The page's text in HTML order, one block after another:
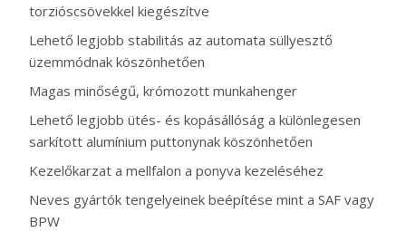
torzióscsövekkel kiegészítve
Lehető legjobb stabilitás az automata süllyesztő
üzemmódnak köszönhetően
Magas minőségű, krómozott munkahenger
Lehető legjobb ütés- és kopásállóság a különlegesen
sarkított alumínium puttonynak köszönhetően
Kezelőkarzat a mellfalon a ponyva kezeléséhez
Neves gyártók tengelyeinek beépítése mint a SAF vagy
BPW